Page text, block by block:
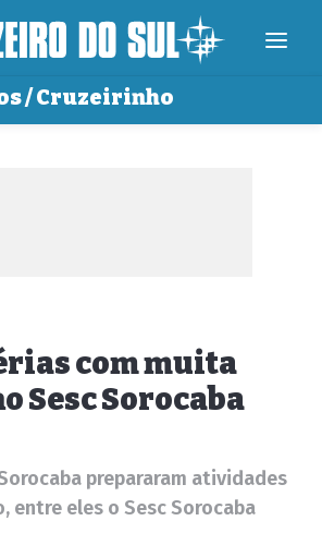
/ Cruzeirinho
com muita
Sesc Sorocaba
prepararam atividades
entre eles o Sesc Sorocaba